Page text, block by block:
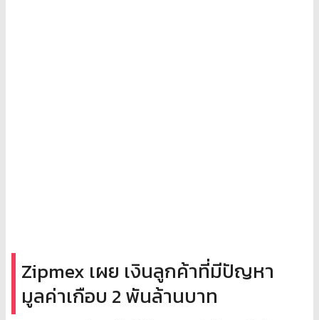
Zipmex เผย เงินลูกค้าที่มีปัญหา
มูลค่าเกือบ 2 พันล้านบาท